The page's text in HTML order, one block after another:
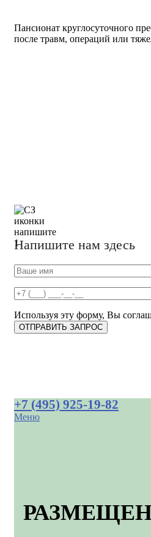
Пансионат круглосуточного
после травм, операций или
Напишите нам здесь
Используя эту форму, Вы
+7 (495) 925-19-82
Меню